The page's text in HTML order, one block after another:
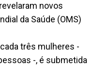
novos
da Saúde (OMS)
três mulheres -
-, é submetida